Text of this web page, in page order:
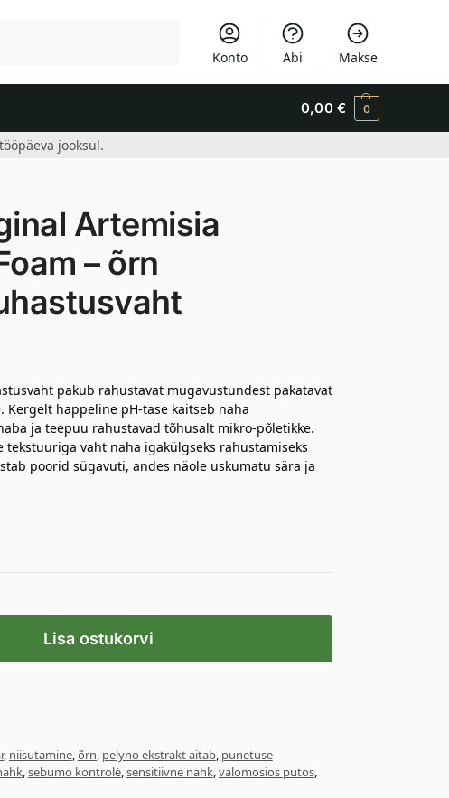
Konto Abi Makse
0,00 € 0
jooksul.
Artemisia
– õrn
pakub rahustavat mugavustundest pakatavat
happeline pH-tase kaitseb naha
ja teepuu rahustavad tõhusalt mikro-põletikke.
tekstuuriga vaht naha igakülgseks rahustamiseks
poorid sügavuti, andes näole uskumatu sära ja
Lisa ostukorvi
, niisutamine,õrn, pelyno ekstrakt aitab, punetuse
,sebumo kontrolė,sensitiivne nahk,valomosios putos,